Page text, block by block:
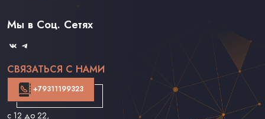
Каталог Винила на Сорокопятках
Связь С Нами
Оферта
Мы в Соц. Сетях
СВЯЗАТЬСЯ С НАМИ
+79311199323
с 12 до 22,